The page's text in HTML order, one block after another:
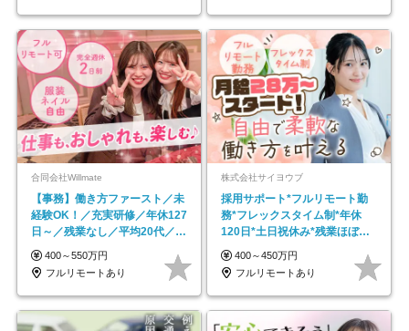
合同会社Willmate
【事務】働き方ファースト／未
経験OK！／充実研修／年休127
日～／残業なし／平均20代／リ
モートOK
400～550万円
フルリモートあり
株式会社サイヨウブ
採用サポート*フルリモート勤
務*フレックスタイム制*年休
120日*土日祝休み*残業ほぼな
し*育児中社員8割以上
400～450万円
フルリモートあり